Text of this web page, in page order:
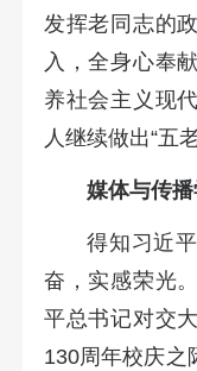
发挥老同志的
入，全身心奉
养社会主义现
人继续做出“五
媒体与传
得知习近
奋，实感荣光
平总书记对交
130周年校庆之